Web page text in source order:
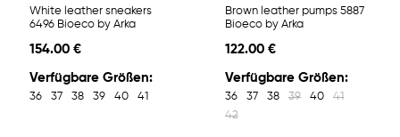
White leather sneakers
6496 Bioeco by Arka
154.00 €
Verfügbare Größen:
36 37 38 39 40 41
Brown leather pumps 5887
Bioeco by Arka
122.00 €
Verfügbare Größen:
36 37 38 39 40
41
42